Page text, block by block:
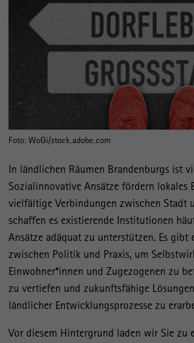
Foto: WoGi/stock.adobe.com
In ländlichen Räumen Brandenburgs ist
Sozialinnovative Ansätze fördern lokales
vielfältige Verbindungen zwischen Stadt
schaffen es existierende Institutionen
Ansätze adäquat zu unterstützen. Es gibt
zwischen Politik und Praxis, um
Einwohner*innen und Zugezogenen zu
zu vertiefen und zukunftsfähige
ländlicher Entwicklungsprozesse zu
Vor diesem Hintergrund laden wir Sie zu